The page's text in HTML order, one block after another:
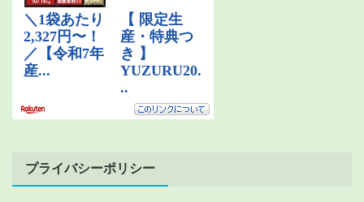
プライバシーポリシー